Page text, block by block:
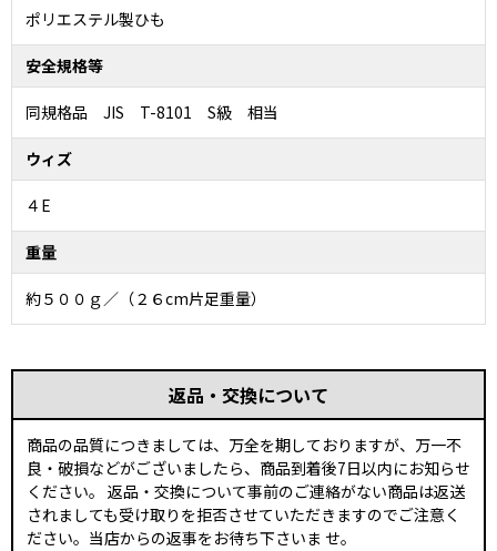
ポリエステル製ひも
安全規格等
同規格品 JIS T-8101 S級 相当
ウィズ
４E
重量
約５００ｇ／（２６cm片足重量）
返品・交換について
商品の品質につきましては、万全を期しておりますが、万一不
良・破損などがございましたら、商品到着後7日以内にお知らせ
ください。 返品・交換について事前のご連絡がない商品は返送
されましても受け取りを拒否させていただきますのでご注意く
ださい。当店からの返事をお待ち下さいま せ。